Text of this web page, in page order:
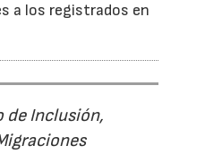
a los registrados en
de Inclusión,